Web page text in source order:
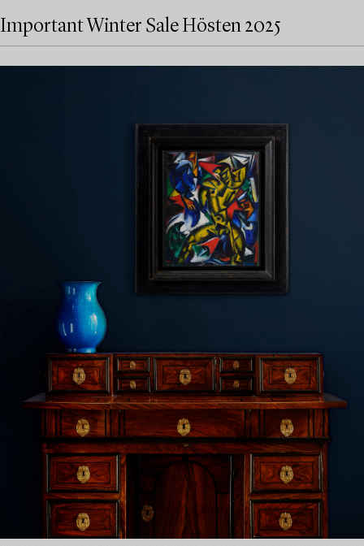
Important Winter Sale Hösten 2025